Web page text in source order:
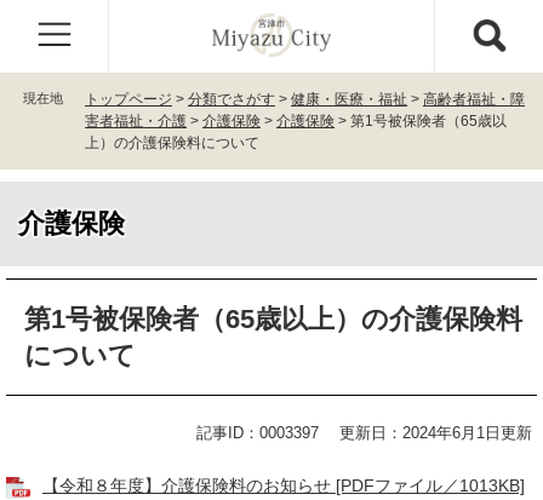
文
現在地 トップページ > 分類でさがす > 健康・医療・福祉 > 高齢者福祉・障
害者福祉・介護 > 介護保険 > 介護保険 > 第1号被保険者（65歳以
上）の介護保険料について
介護保険
第1号被保険者（65歳以上）の介護保険料
について
記事ID：0003397 更新日：2024年6月1日更新
【令和８年度】介護保険料のお知らせ [PDFファイル／1013KB]